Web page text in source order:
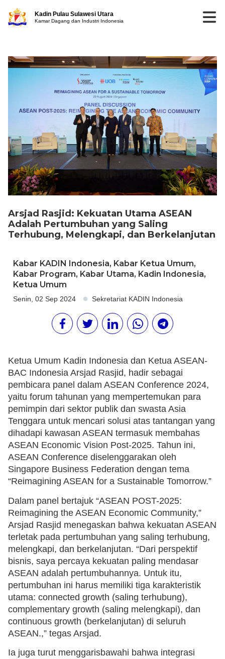
Kadin Pulau Sulawesi Utara
Kamar Dagang dan Industri Indonesia
Arsjad Rasjid: Kekuatan Utama ASEAN
Adalah Pertumbuhan yang Saling
Terhubung, Melengkapi, dan Berkelanjutan
Kabar KADIN Indonesia, Kabar Ketua Umum,
Kabar Program, Kabar Utama, Kadin Indonesia,
Ketua Umum
Senin, 02 Sep 2024 Sekretariat KADIN Indonesia
Ketua Umum Kadin Indonesia dan Ketua ASEAN-
BAC Indonesia Arsjad Rasjid, hadir sebagai
pembicara panel dalam ASEAN Conference 2024,
yaitu forum tahunan yang mempertemukan para
pemimpin dari sektor publik dan swasta Asia
Tenggara untuk mencari solusi atas tantangan yang
dihadapi kawasan ASEAN termasuk membahas
ASEAN Economic Vision Post-2025. Tahun ini,
ASEAN Conference diselenggarakan oleh
Singapore Business Federation dengan tema
“Reimagining ASEAN for a Sustainable Tomorrow.”
Dalam panel bertajuk “ASEAN POST-2025:
Reimagining the ASEAN Economic Community,”
Arsjad Rasjid menegaskan bahwa kekuatan ASEAN
terletak pada pertumbuhan yang saling terhubung,
melengkapi, dan berkelanjutan. “Dari perspektif
bisnis, saya percaya kekuatan paling mendasar
ASEAN adalah pertumbuhannya. Untuk itu,
pertumbuhan ini harus memiliki tiga karakteristik
utama: connected growth (saling terhubung),
complementary growth (saling melengkapi), dan
continuous growth (berkelanjutan) di seluruh
ASEAN.,” tegas Arsjad.
Ia juga turut menggarisbawahi bahwa integrasi